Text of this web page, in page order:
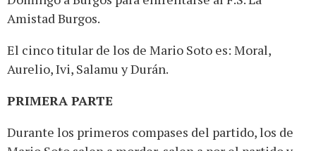
Amistad Burgos.
El cinco titular de los de Mario Soto es: Moral,
Aurelio, Ivi, Salamu y Durán.
PRIMERA PARTE
Durante los primeros compases del partido, los de